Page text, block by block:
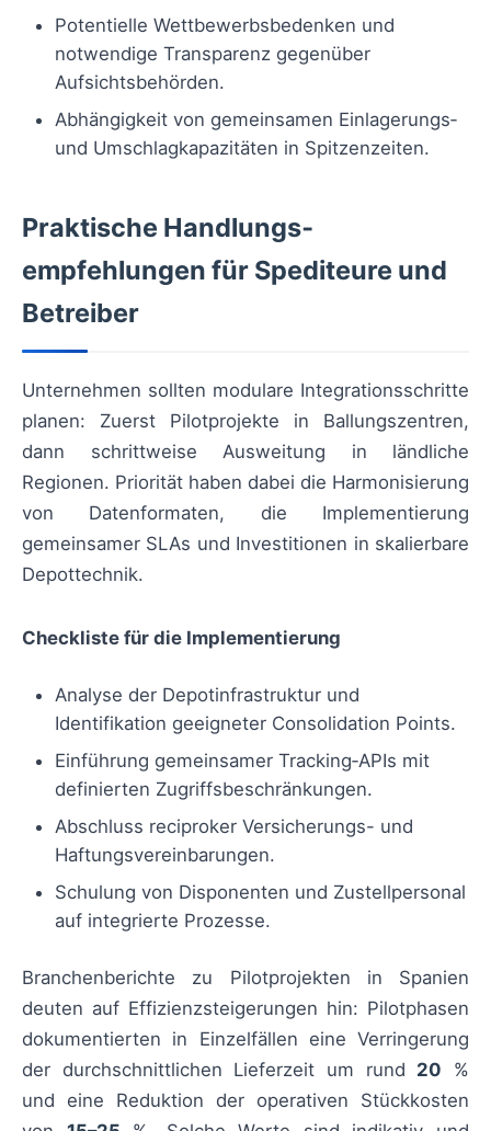
Potentielle Wettbewerbsbedenken und
notwendige Transparenz gegenüber
Aufsichtsbehörden.
Abhängigkeit von gemeinsamen Einlagerungs‑
und Umschlagkapazitäten in Spitzenzeiten.
Praktische Handlungs­
empfehlungen für Spediteure und
Betreiber
Unternehmen sollten modulare Integrationsschritte
planen: Zuerst Pilotprojekte in Ballungszentren,
dann schrittweise Ausweitung in ländliche
Regionen. Priorität haben dabei die Harmonisierung
von Datenformaten, die Implementierung
gemeinsamer SLAs und Investitionen in skalierbare
Depottechnik.
Checkliste für die Implementierung
Analyse der Depotinfrastruktur und
Identifikation geeigneter Consolidation Points.
Einführung gemeinsamer Tracking‑APIs mit
definierten Zugriffsbeschränkungen.
Abschluss reciproker Versicherungs- und
Haftungsvereinbarungen.
Schulung von Disponenten und Zustellpersonal
auf integrierte Prozesse.
Branchenberichte zu Pilotprojekten in Spanien
deuten auf Effizienzsteigerungen hin: Pilotphasen
dokumentierten in Einzelfällen eine Verringerung
der durchschnittlichen Lieferzeit um rund 20 %
und eine Reduktion der operativen Stückkosten